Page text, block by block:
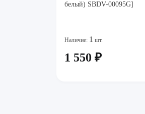
белый) SBDV-00095G]
Наличие: 1 шт.
1 550 ₽